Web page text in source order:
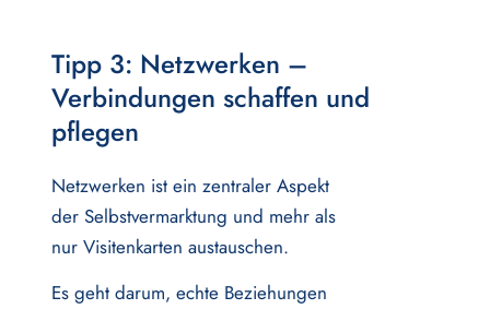
Tipp 3: Netzwerken –
Verbindungen schaffen und
pflegen
Netzwerken ist ein zentraler Aspekt
der Selbstvermarktung und mehr als
nur Visitenkarten austauschen.
Es geht darum, echte Beziehungen